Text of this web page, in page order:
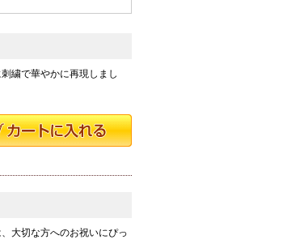
繍で華やかに再現しまし
大切な方へのお祝いにぴっ